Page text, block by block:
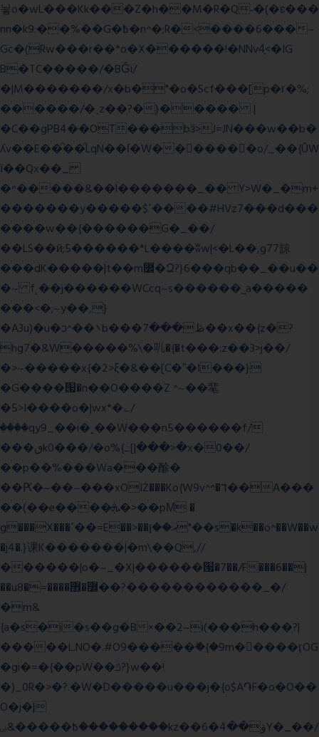
뇧o�wL���Kk���Z�h��M�R�Q˶�(�ɛ���
nn�k9:��%��G�߿�n^�;R�<����6���~
Gc�(Rw���r��*o�X������!�NNv4̙<�IG
B�TC�����/�BĜï/
�|M�������/x�b�"�o�Scf���[p�г�%;
������/�˱z��?�}����� |
�C��gPB4��OT���bӟ>J=JN���w��b�
ʎv��E��ͫ��ͫLqN��ſ�W���ً����o/_��{ÛW
ї��Qx��_
�^�����&��l�������_�� Y>W�_�m+
�������y�����$ߵ����#HVz7���d���
����w��{������G�_��/
��LS��ӣ;5������*L����ʬw|<�L��,g77諒
���dK�����|t��m߼�Զ?}6���qb��_��u��
�~ f˛��j������WCcq~s������˽a�����
���<�;~y��,}
�A3u)�u�ͻ^��܌b���ڟ���7��x��{z�?
hg7�&W�����%\�䶷�{�t���:z��3>j��/
�>~�����x{�2>ξ�&��[C�ˮ�I���}
�G����՗�n��O����Z ^~��靟
�5>I����o�|wx*�؎/
����qy9_��i�˻��W���n5������f/
���ٯk0���/�o%{߸[|���>�x�0��/
��p��%���Wa���酴�
��Ԗ�~��~���xOIŻ���Ko{W9v^^�ד��A���
��(��e����ܞ�>��pΜ �
g���X���ߴ��=E��>��އ��ן"��s�k��o^��W��w
�j4�.}课K�������|�m\��Q,//
������|o�~_�X|������՗�7��/F���6��|
��u8�=����߼�޾��?������������_�/
�m&
{a�s�i�s��g�B×��2~i(���h���?|
�����L.NO�.#O9�����ۙ�{�9m��ً���ӷOG
�gi�=�{��pW��ݿ?}w��!
�)_0R�>�?.�W�D�����u���j�{o$A֏F�o�O��
O�j�|
߿�����&ۻ����ۛ�����kz��ۋ��4�6Y�_��/